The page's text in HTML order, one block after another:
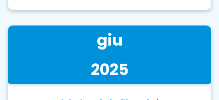
giu
2025